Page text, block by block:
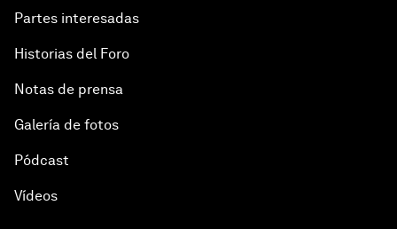
Partes interesadas
Historias del Foro
Notas de prensa
Galería de fotos
Pódcast
Vídeos